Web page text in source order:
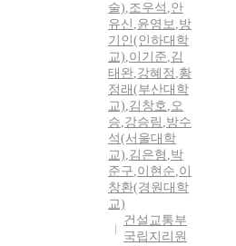
술),조우석 ,안
유신 ,윤영보,방
기인(인하대학
교),이기준,김
태완,강혜정 ,황
정래(부산대학
교),김창호,오
승,강승림 ,방수
석(서울대학
교),김은형 ,박
준구,이현순,이
창환(경원대학
교)
건설교통부
국립지리원